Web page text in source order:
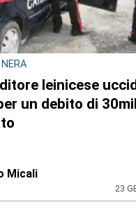
leinicese
un debito di
Micali
23